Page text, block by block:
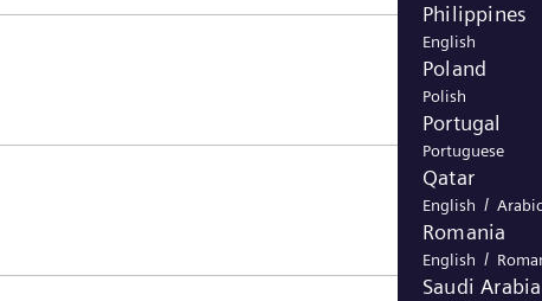
Philippines
English
Poland
Polish
Portugal
Portuguese
Qatar
English / Arabic
Romania
English /
Saudi Arabia